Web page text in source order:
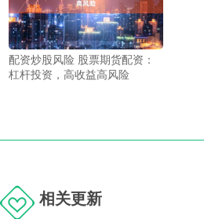
配资炒股风险 股票期货配资：
杠杆投资，高收益高风险
相关更新